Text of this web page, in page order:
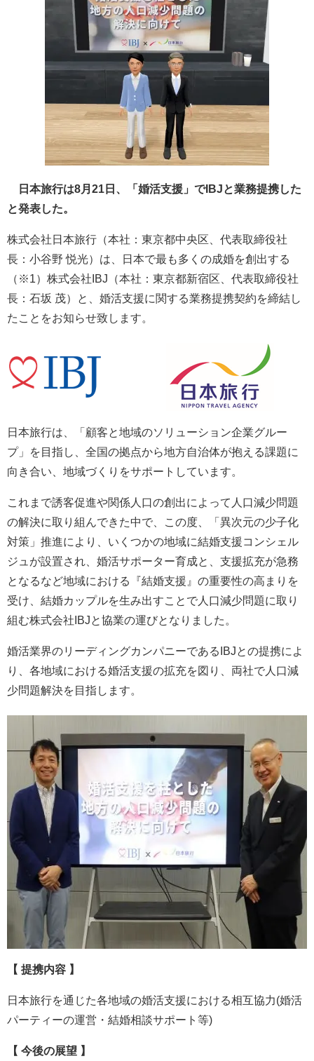
日本旅行は8月21日、「婚活支援」でIBJと業務提携した
と発表した。
株式会社日本旅行（本社：東京都中央区、代表取締役社
長：小谷野 悦光）は、日本で最も多くの成婚を創出する
（※1）株式会社IBJ（本社：東京都新宿区、代表取締役社
長：石坂 茂）と、婚活支援に関する業務提携契約を締結し
たことをお知らせ致します。
日本旅行は、「顧客と地域のソリューション企業グルー
プ」を目指し、全国の拠点から地方自治体が抱える課題に
向き合い、地域づくりをサポートしています。
これまで誘客促進や関係人口の創出によって人口減少問題
の解決に取り組んできた中で、この度、「異次元の少子化
対策」推進により、いくつかの地域に結婚支援コンシェル
ジュが設置され、婚活サポーター育成と、支援拡充が急務
となるなど地域における『結婚支援』の重要性の高まりを
受け、結婚カップルを生み出すことで人口減少問題に取り
組む株式会社IBJと協業の運びとなりました。
婚活業界のリーディングカンパニーであるIBJとの提携によ
り、各地域における婚活支援の拡充を図り、両社で人口減
少問題解決を目指します。
【 提携内容 】
日本旅行を通じた各地域の婚活支援における相互協力(婚活
パーティーの運営・結婚相談サポート等)
【 今後の展望 】